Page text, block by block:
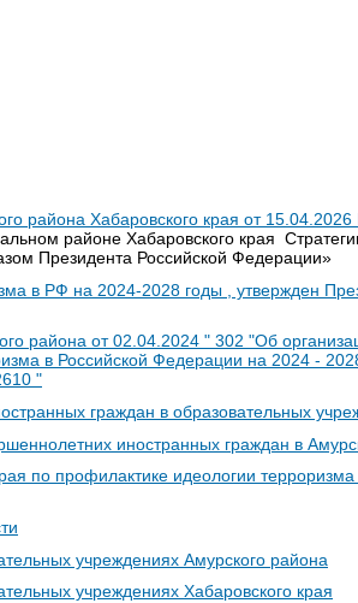
района Хабаровского края от
районе Хабаровского края
Президента Российской Федерации»
в РФ на 2024-2028 годы , утвержден
района от 02.04.2024 " 302 "Об
в Российской Федерации на 2024 -
"
граждан в образовательных
иностранных граждан в
по профилактике идеологии
учреждениях Амурского района
учреждениях Хабаровского края